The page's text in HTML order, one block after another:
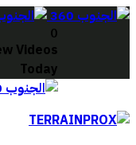
0
Videos
Today